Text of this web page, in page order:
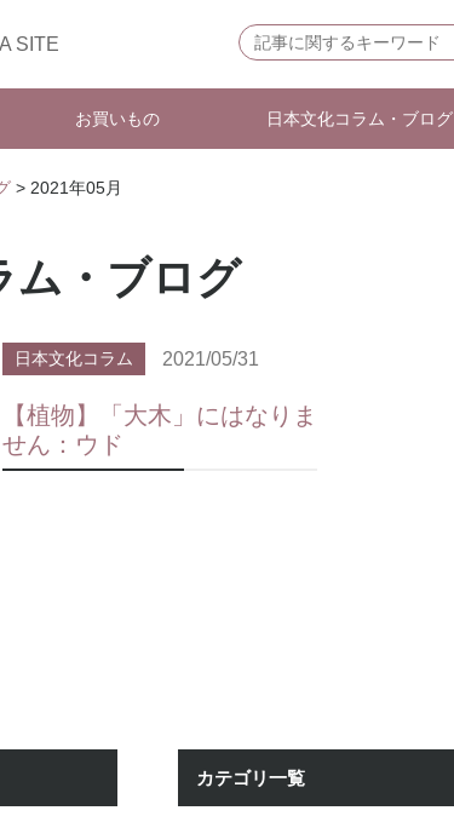
SITE
お買いもの 日本文化コラム・ブログ
> 2021年05月
ム・ブログ
日本文化コラム 2021/05/31
【植物】「大木」にはなりま
せん：ウド
カテゴリ一覧